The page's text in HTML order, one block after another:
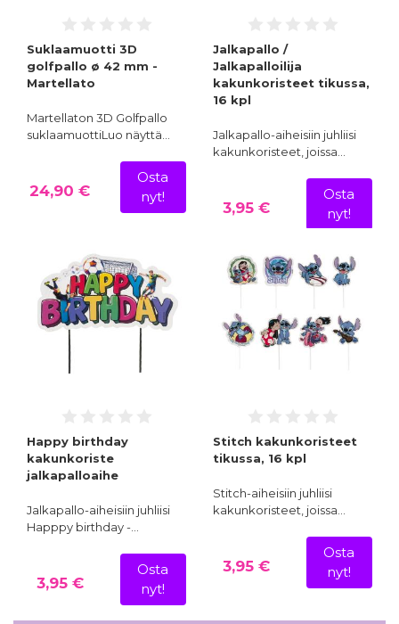
Suklaamuotti 3D
golfpallo ø 42 mm -
Martellato
Martellaton 3D Golfpallo
suklaamuottiLuo näyttä…
24,90 €
Osta
nyt!
Jalkapallo /
Jalkapalloilija
kakunkoristeet tikussa,
16 kpl
Jalkapallo-aiheisiin juhliisi
kakunkoristeet, joissa…
3,95 €
Osta
nyt!
Happy birthday
kakunkoriste
jalkapalloaihe
Jalkapallo-aiheisiin juhliisi
Happpy birthday -…
3,95 €
Osta
nyt!
Stitch kakunkoristeet
tikussa, 16 kpl
Stitch-aiheisiin juhliisi
kakunkoristeet, joissa…
3,95 €
Osta
nyt!